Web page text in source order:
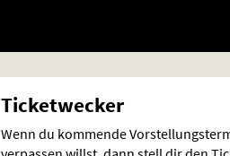
Ticketwecker
Wenn du kommende